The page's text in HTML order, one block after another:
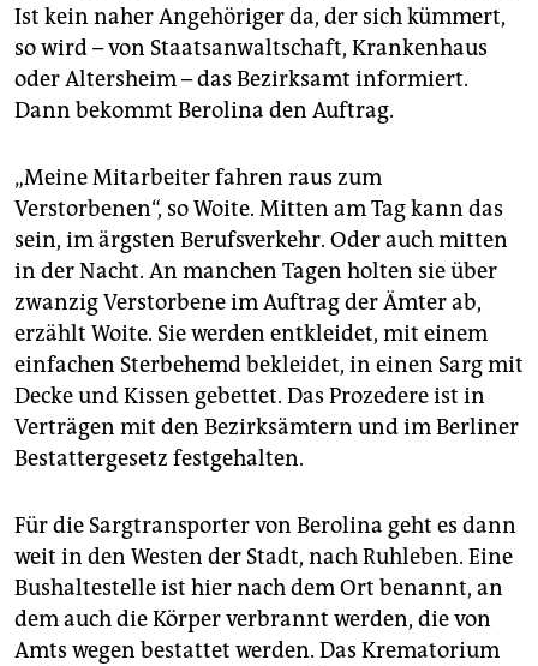
Ist kein naher Angehöriger da, der sich kümmert,
so wird – von Staatsanwaltschaft, Krankenhaus
oder Altersheim – das Bezirksamt informiert.
Dann bekommt Berolina den Auftrag.
„Meine Mitarbeiter fahren raus zum
Verstorbenen“, so Woite. Mitten am Tag kann das
sein, im ärgsten Berufsverkehr. Oder auch mitten
in der Nacht. An manchen Tagen holten sie über
zwanzig Verstorbene im Auftrag der Ämter ab,
erzählt Woite. Sie werden entkleidet, mit einem
einfachen Sterbehemd bekleidet, in einen Sarg mit
Decke und Kissen gebettet. Das Prozedere ist in
Verträgen mit den Bezirksämtern und im Berliner
Bestattergesetz festgehalten.
Für die Sargtransporter von Berolina geht es dann
weit in den Westen der Stadt, nach Ruhleben. Eine
Bushaltestelle ist hier nach dem Ort benannt, an
dem auch die Körper verbrannt werden, die von
Amts wegen bestattet werden. Das Krematorium